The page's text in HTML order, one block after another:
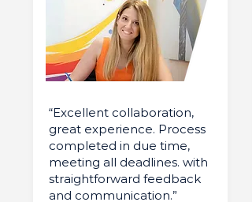
“Excellent collaboration,
great experience. Process
completed in due time,
meeting all deadlines. with
straightforward feedback
and communication.”